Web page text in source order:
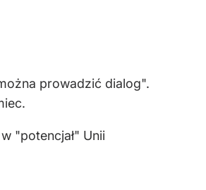
prowadzić dialog".
"potencjał" Unii